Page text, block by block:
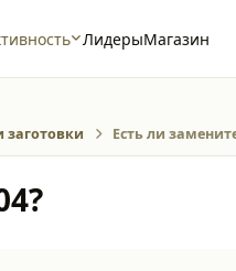
ЛидерыМагазин
Есть ли